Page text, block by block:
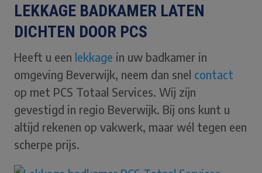
LEKKAGE BADKAMER LATEN
DICHTEN DOOR PCS
Heeft u een lekkage in uw badkamer in
omgeving Beverwijk, neem dan snel contact
op met PCS Totaal Services. Wij zijn
gevestigd in regio Beverwijk. Bij ons kunt u
altijd rekenen op vakwerk, maar wél tegen een
scherpe prijs.